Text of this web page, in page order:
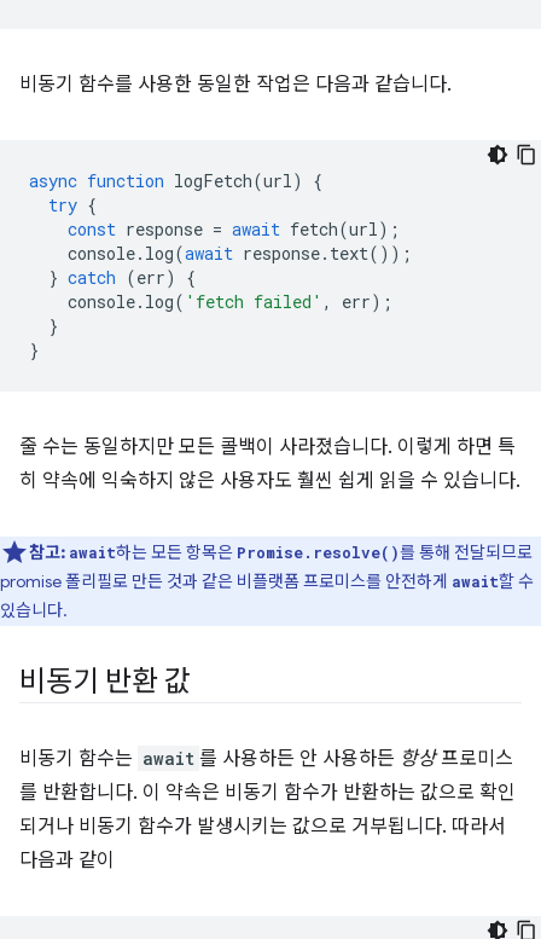
비동기 함수를 사용한 동일한 작업은 다음과 같습니다.
async function logFetch(url)
{
try {
const response = await fetch(url);
console. log(await response. text());
} catch (err)
{
console. log( 'fetch failed' , err)
}
}
줄 수는 동일하지만 모든 콜백이 사라졌습니다. 이렇게 하면 특
히 약속에 익숙하지 않은 사용자도 훨씬 쉽게 읽을 수 있습니다.
참고: await하는 모든 항목은 Promise.resolve()를 통해 전달되므로
promise 폴리필로 만든 것과 같은 비플랫폼 프로미스를 안전하게 await할 수
있습니다.
비동기 반환 값
비동기 함수는 await 를 사용하든 안 사용하든 항상프로미스
를 반환합니다. 이 약속은 비동기 함수가 반환하는 값으로 확인
되거나 비동기 함수가 발생시키는 값으로 거부됩니다. 따라서
다음과 같이